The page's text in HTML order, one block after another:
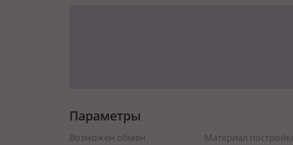
Параметры
Возможен обмен Материал